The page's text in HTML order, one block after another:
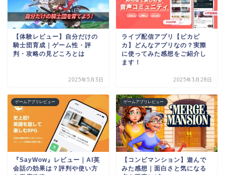
【体験レビュー】自分だけの
騎士団育成｜ゲーム性・評
判・攻略の見どころとは
2025年5月3日
ライブ配信アプリ【ピカピ
カ】どんなアプリなの？実際
に使ってみた感想をご紹介し
ます！
2025年3月28日
ゲームアプリレビュー
『SayWow』レビュー｜AI英
会話の効果は？評判や使い方
ゲームアプリレビュー
【コンビマンション】遊んで
みた感想｜面白さと気になる